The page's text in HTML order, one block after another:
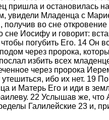
пришла и остановилась
увидели Младенца с
во сне
Иосифу и говорит:
погубить Его. 14 Он
через пророка,
избить всех
через пророка
ибо их нет. 19
и Матерь Его и иди в
22 Услышав же, что
Галилейские 23 и,